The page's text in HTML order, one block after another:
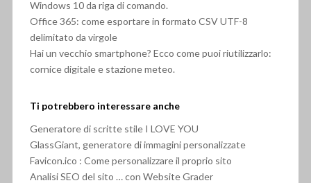
Windows 10 da riga di comando.
Office 365: come esportare in formato CSV UTF-8
delimitato da virgole
Hai un vecchio smartphone? Ecco come puoi riutilizzarlo:
cornice digitale e stazione meteo.
Ti potrebbero interessare anche
Generatore di scritte stile I LOVE YOU
GlassGiant, generatore di immagini personalizzate
Favicon.ico : Come personalizzare il proprio sito
Analisi SEO del sito … con Website Grader